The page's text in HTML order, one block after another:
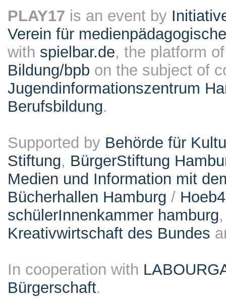
PLAY17 is an event by
Verein für
with spielbar.de, the platform
Bildung/bpb on the subject of
Jugendinformationszentrum
Berufsbildung.
Supported by Behörde für
Stiftung, BürgerStiftung
Medien und Information mit
Bücherhallen Hamburg /
schülerInnenkammer hamburg
Kreativwirtschaft des Bundes
In cooperation with
Bürgerschaft.